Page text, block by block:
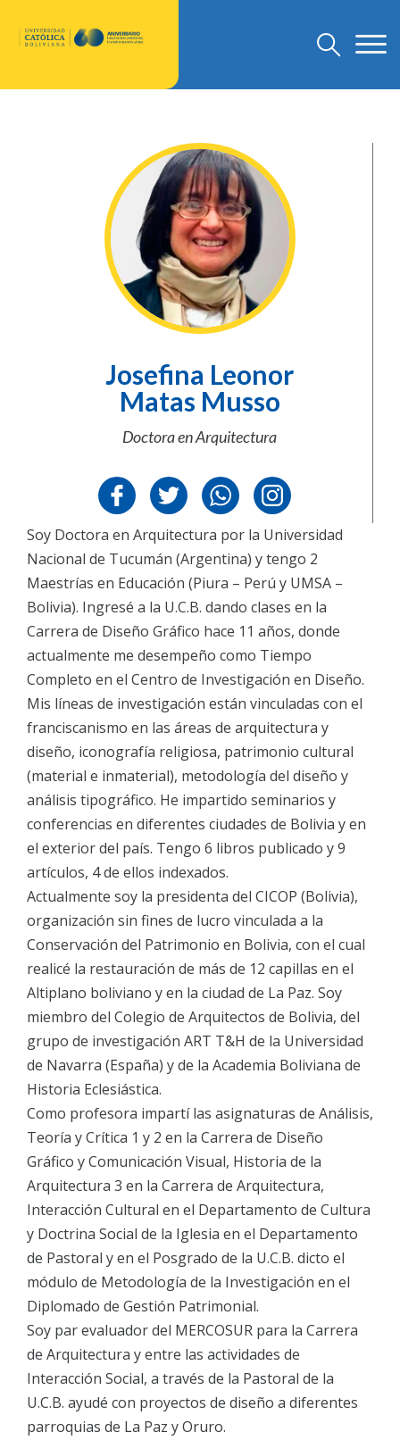
Discursos Rector Nacional
Investigación
Departamento de Pastoral
U.C.B. Internacional
U.C.B. Workspace
Himno U.C.B.
ONRES U.C.B.
Josefina Leonor
Matas Musso
Doctora en Arquitectura
Soy Doctora en Arquitectura por la Universidad
Nacional de Tucumán (Argentina) y tengo 2
Maestrías en Educación (Piura – Perú y UMSA –
Bolivia). Ingresé a la U.C.B. dando clases en la
Carrera de Diseño Gráfico hace 11 años, donde
actualmente me desempeño como Tiempo
Completo en el Centro de Investigación en Diseño.
Mis líneas de investigación están vinculadas con el
franciscanismo en las áreas de arquitectura y
diseño, iconografía religiosa, patrimonio cultural
(material e inmaterial), metodología del diseño y
análisis tipográfico. He impartido seminarios y
conferencias en diferentes ciudades de Bolivia y en
el exterior del país. Tengo 6 libros publicado y 9
artículos, 4 de ellos indexados.
Actualmente soy la presidenta del CICOP (Bolivia),
organización sin fines de lucro vinculada a la
Conservación del Patrimonio en Bolivia, con el cual
realicé la restauración de más de 12 capillas en el
Altiplano boliviano y en la ciudad de La Paz. Soy
miembro del Colegio de Arquitectos de Bolivia, del
grupo de investigación ART T&H de la Universidad
de Navarra (España) y de la Academia Boliviana de
Historia Eclesiástica.
Como profesora impartí las asignaturas de Análisis,
Teoría y Crítica 1 y 2 en la Carrera de Diseño
Gráfico y Comunicación Visual, Historia de la
Arquitectura 3 en la Carrera de Arquitectura,
Interacción Cultural en el Departamento de Cultura
y Doctrina Social de la Iglesia en el Departamento
de Pastoral y en el Posgrado de la U.C.B. dicto el
módulo de Metodología de la Investigación en el
Diplomado de Gestión Patrimonial.
Soy par evaluador del MERCOSUR para la Carrera
de Arquitectura y entre las actividades de
Interacción Social, a través de la Pastoral de la
U.C.B. ayudé con proyectos de diseño a diferentes
parroquias de La Paz y Oruro.